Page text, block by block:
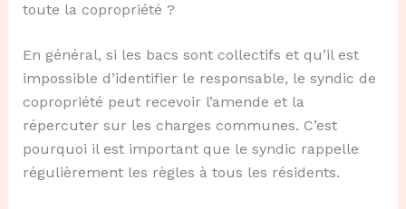
toute la copropriété ?
En général, si les bacs sont collectifs et qu’il est
impossible d’identifier le responsable, le syndic de
copropriété peut recevoir l’amende et la
répercuter sur les charges communes. C’est
pourquoi il est important que le syndic rappelle
régulièrement les règles à tous les résidents.